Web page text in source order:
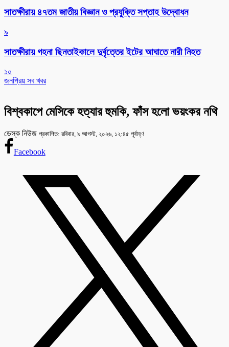
সাতক্ষীরায় ৪৭তম জাতীয় বিজ্ঞান ও প্রযুক্তি সপ্তাহ উদ্বোধন
৯
সাতক্ষীরায় গহনা ছিনতাইকালে দুর্বৃত্তের ইটের আঘাতে নারী নিহত
১০
জনপ্রিয় সব খবর
বিশ্বকাপে মেসিকে হত্যার হুমকি, ফাঁস হলো ভয়ংকর নথি
ডেস্ক নিউজ প্রকাশিত: রবিবার, ৯ আগস্ট, ২০২৬, ১২:৪৫ পূর্বাহ্ণ
Facebook